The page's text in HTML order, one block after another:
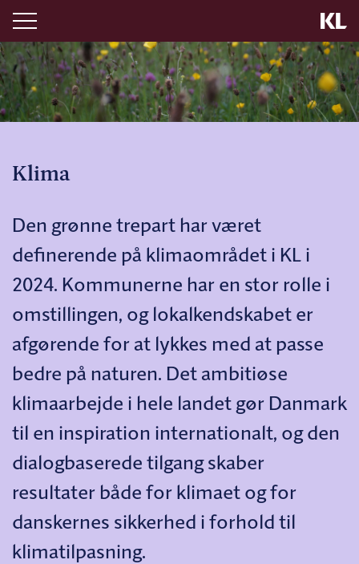
Klima
Den grønne trepart har været
definerende på klimaområdet i KL i
2024. Kommunerne har en stor rolle i
omstillingen, og lokalkendskabet er
afgørende for at lykkes med at passe
bedre på naturen. Det ambitiøse
klimaarbejde i hele landet gør Danmark
til en inspiration internationalt, og den
dialogbaserede tilgang skaber
resultater både for klimaet og for
danskernes sikkerhed i forhold til
klimatilpasning.